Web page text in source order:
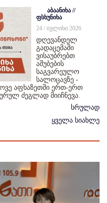
აბაანიხა //
ფსხუნიხა
24 / ივლისი 2026
დღევანდელ
გადაცემაში
ვისაუბრებთ
აშუბების
საგვარეულო
სალოცავზე -
აფხაზეთში ერთ-ერთ
ძეგლად მიიჩნევა.
სრულად
ყველა სიახლე